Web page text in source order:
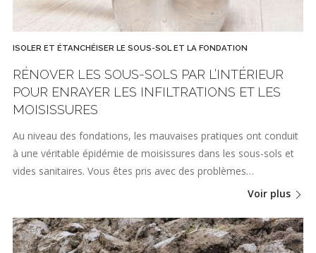
ISOLER ET ÉTANCHÉISER LE SOUS-SOL ET LA FONDATION
RÉNOVER LES SOUS-SOLS PAR L’INTÉRIEUR
POUR ENRAYER LES INFILTRATIONS ET LES
MOISISSURES
Au niveau des fondations, les mauvaises pratiques ont conduit
à une véritable épidémie de moisissures dans les sous-sols et
vides sanitaires. Vous êtes pris avec des problèmes…
Voir plus